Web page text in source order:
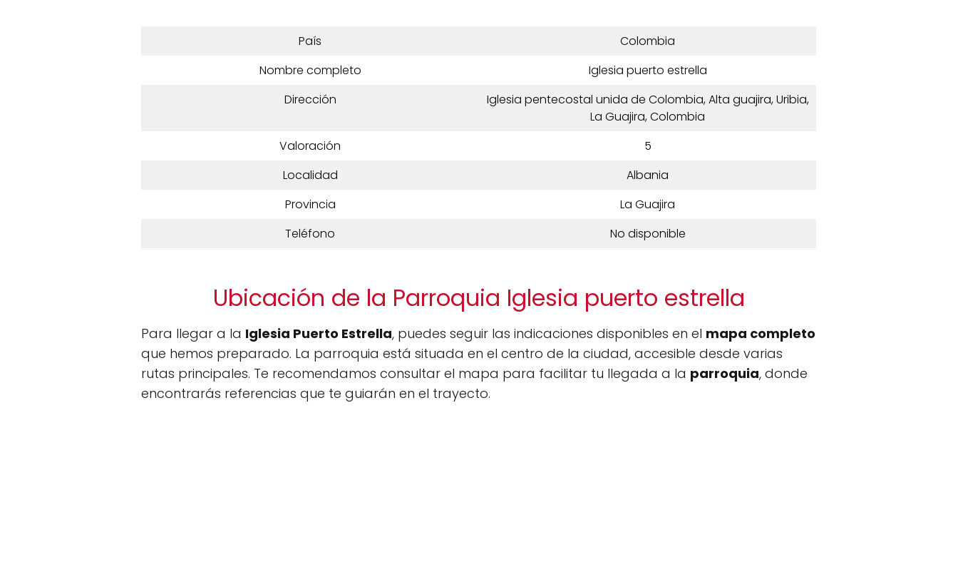
País
Colombia
Nombre completo
Iglesia puerto estrella
Dirección
Iglesia pentecostal unida de Colombia, Alta guajira, Uribia,
La Guajira, Colombia
Valoración
5
Localidad
Albania
Provincia
La Guajira
Teléfono
No disponible
Ubicación de la Parroquia Iglesia puerto estrella
Para llegar a la Iglesia Puerto Estrella, puedes seguir las indicaciones disponibles en el mapa completo
que hemos preparado. La parroquia está situada en el centro de la ciudad, accesible desde varias
rutas principales. Te recomendamos consultar el mapa para facilitar tu llegada a la parroquia, donde
encontrarás referencias que te guiarán en el trayecto.